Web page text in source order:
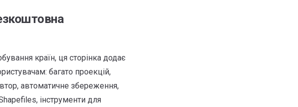
країн, ця сторінка додає
багато проекцій,
автоматичне збереження,
інструменти для